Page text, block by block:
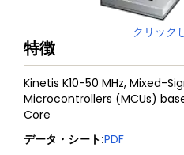
クリック
特徴
Kinetis K10-50 MHz, Mixed-
Microcontrollers (MCUs)
Core
データ・シート:PDF